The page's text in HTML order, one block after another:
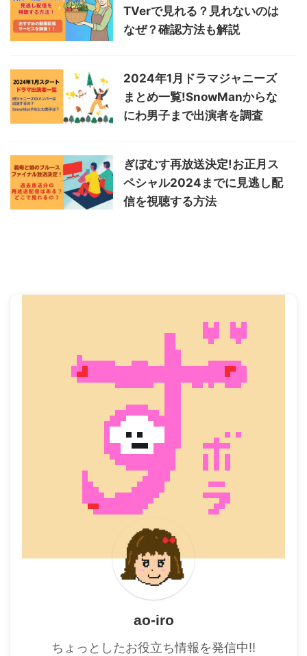
TVerで見れる？見れないのは
なぜ？確認方法も解説
2024年1月ドラマジャニーズ
まとめ一覧!SnowManからな
にわ男子まで出演者を調査
ぎぼむす再放送決定!お正月ス
ペシャル2024までに見逃し配
信を視聴する方法
ao-iro
ちょっとしたお役立ち情報を発信中!!